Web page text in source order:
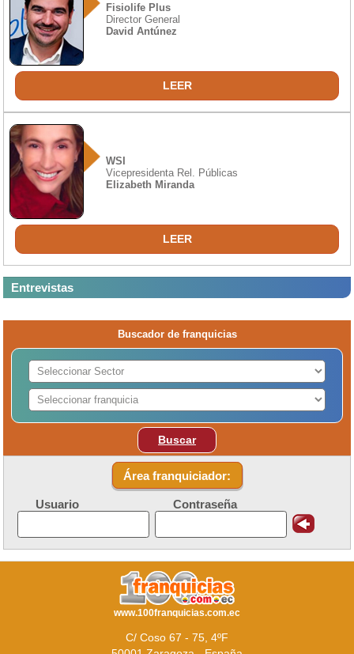
Fisiolife Plus
Director General
David Antúnez
LEER
WSI
Vicepresidenta Rel. Públicas
Elizabeth Miranda
LEER
Entrevistas
Buscador de franquicias
Buscar
Área franquiciador:
Usuario Contraseña
www.100franquicias.com.ec
C/ Coso 67 - 75, 4ºF